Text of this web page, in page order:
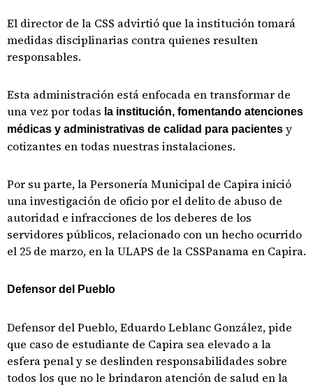
El director de la CSS advirtió que la institución tomará
medidas disciplinarias contra quienes resulten
responsables.
Esta administración está enfocada en transformar de
una vez por todas la institución, fomentando atenciones
médicas y administrativas de calidad para pacientes y
cotizantes en todas nuestras instalaciones.
Por su parte, la Personería Municipal de Capira inició
una investigación de oficio por el delito de abuso de
autoridad e infracciones de los deberes de los
servidores públicos, relacionado con un hecho ocurrido
el 25 de marzo, en la ULAPS de la CSSPanama en Capira.
Defensor del Pueblo
Defensor del Pueblo, Eduardo Leblanc González, pide
que caso de estudiante de Capira sea elevado a la
esfera penal y se deslinden responsabilidades sobre
todos los que no le brindaron atención de salud en la